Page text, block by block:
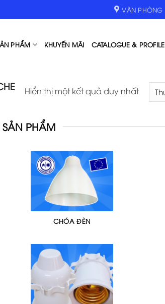
VĂN PHÒNG
PHẨM KHUYẾN MÃI CATALOGUE & PROFILE
Hiển thị một kết quả duy nhất
PHẨM
CHÓA ĐÈN